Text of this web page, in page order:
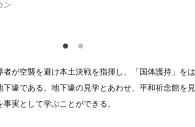
ン
が空襲を避け本土決戦を指揮し、「国体護持」を
壕である。地下壕の見学とあわせ、平和祈念館を
実として学ぶことができる。